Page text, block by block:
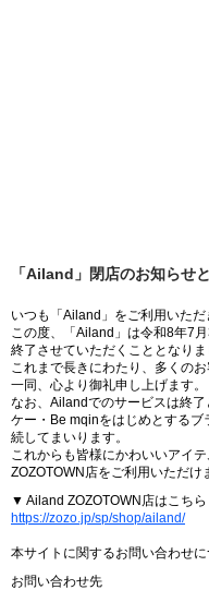
「Ailand」閉店のお知らせ
いつも「Ailand」をご利用いただ
この度、「Ailand」は令和8年7
終了させていただくこととなりま
これまで長きにわたり、多くの
一同、心より御礼申し上げます。
なお、Ailandでのサービスは終
ケー・Be mqinをはじめとするブ
続してまいります。
これからも皆様にかわいいアイ
ZOZOTOWN店をご利用いただけ
▼ Ailand ZOZOTOWN店はこちら
https://zozo.jp/sp/shop/ailand/
本サイトに関するお問い合わせ
お問い合わせ先